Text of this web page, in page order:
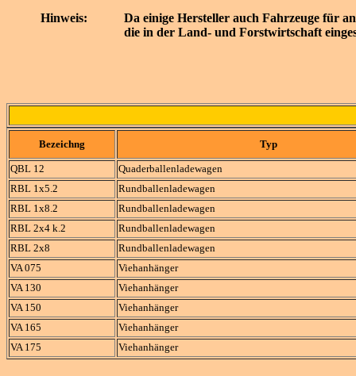
Hinweis:
Da einige Hersteller auch Fahrzeuge für
die in der Land- und Forstwirtschaft
Bezeichng Typ
QBL 12
Quaderballenladewagen
RBL 1x5.2
Rundballenladewagen
RBL 1x8.2
Rundballenladewagen
RBL 2x4 k.2
Rundballenladewagen
RBL 2x8
Rundballenladewagen
VA 075
Viehanhänger
VA 130
Viehanhänger
VA 150
Viehanhänger
VA 165
Viehanhänger
VA 175
Viehanhänger